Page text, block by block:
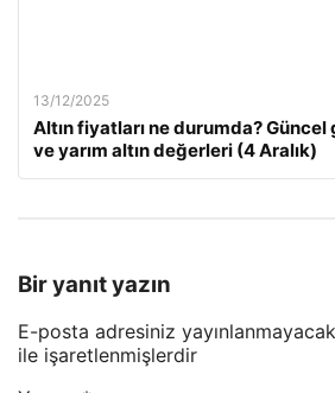
13/12/2025
Altın fiyatları ne durumda?
ve yarım altın değerleri (4 Aralık)
Bir yanıt yazın
E-posta adresiniz
ile işaretlenmişlerdir